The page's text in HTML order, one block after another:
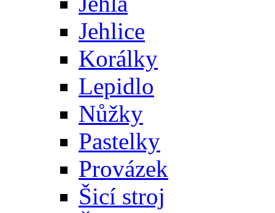
Jehlice
Korálky
Lepidlo
Nůžky
Pastelky
Provázek
Šicí stroj